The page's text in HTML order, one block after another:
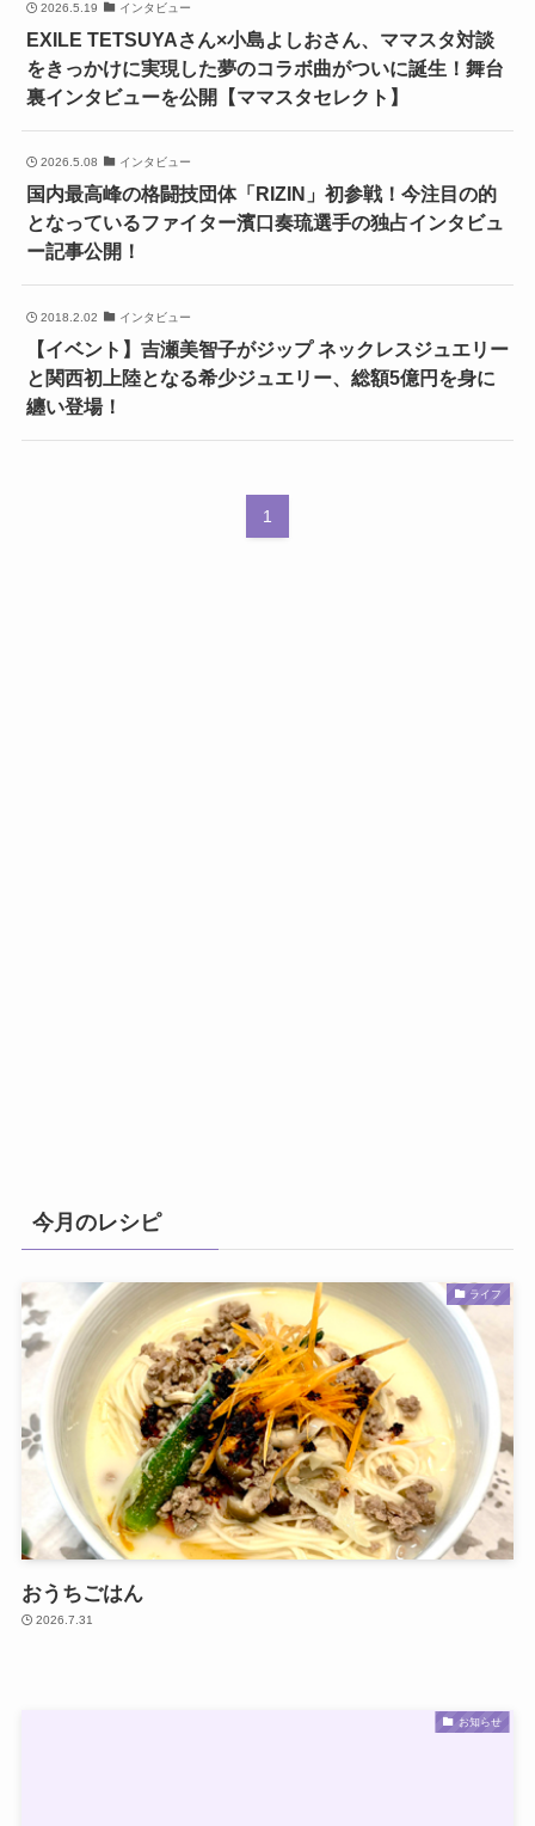
2026.5.19 インタビュー
EXILE TETSUYAさん×小島よしおさん、ママスタ対談
をきっかけに実現した夢のコラボ曲がついに誕生！舞台
裏インタビューを公開【ママスタセレクト】
2026.5.08 インタビュー
国内最高峰の格闘技団体「RIZIN」初参戦！今注目の的
となっているファイター濱口奏琉選手の独占インタビュ
ー記事公開！
2018.2.02 インタビュー
【イベント】吉瀬美智子がジップ ネックレスジュエリー
と関西初上陸となる希少ジュエリー、総額5億円を身に
纏い登場！
1
今月のレシピ
ライフ
おうちごはん
2026.7.31
お知らせ